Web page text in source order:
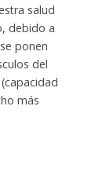
salud
debido a
ponen
del
más